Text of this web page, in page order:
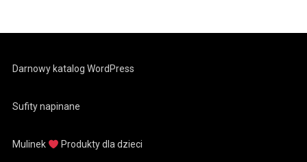
Darnowy katalog WordPress
Sufity napinane
Mulinek Produkty dla dzieci